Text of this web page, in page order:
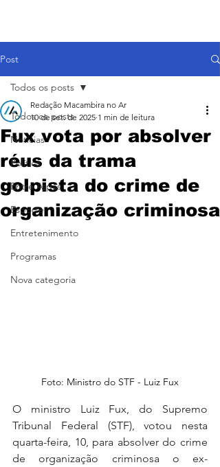
Post
Todos os posts
Notícias
Política
Entre Aspas
Esporte
Entretenimento
Programas
Nova categoria
Todos os posts
Fux vota por absolver
réus da trama
golpista do crime de
organização criminosa
Redação Macambira no Ar
10 de set. de 2025 1 min de leitura
Foto: Ministro do STF - Luiz Fux
O ministro Luiz Fux, do Supremo
Tribunal Federal (STF), votou nesta
quarta-feira, 10, para absolver do crime
de organização criminosa o ex-